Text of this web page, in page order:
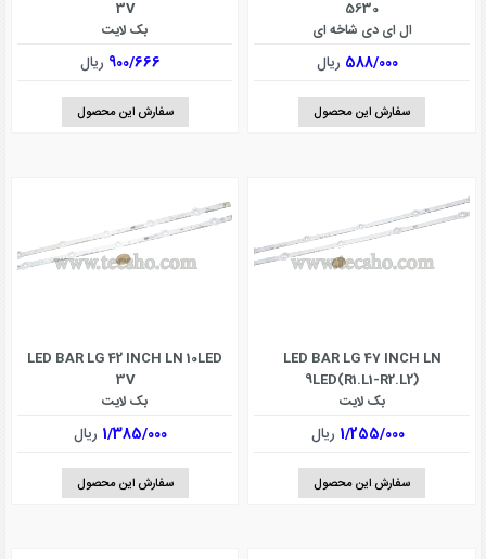
5630
ال ای دی شاخه ای
588/000 ریال
سفارش این محصول
3V
بک لایت
900/666 ریال
سفارش این محصول
LED BAR LG 47 INCH LN
9LED(R1.L1-R2.L2)
بک لایت
1/255/000 ریال
سفارش این محصول
LED BAR LG 42 INCH LN 10LED
3V
بک لایت
1/385/000 ریال
سفارش این محصول